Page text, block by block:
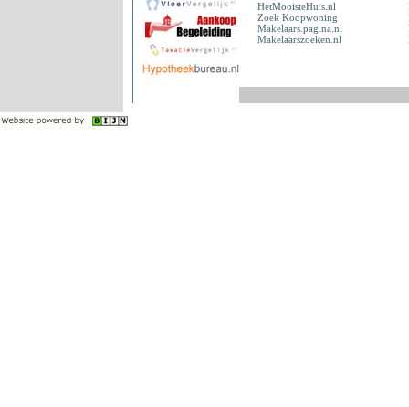
HetMooisteHuis.nl
Zoek Koopwoning
Makelaars.pagina.nl
Makelaarszoeken.nl